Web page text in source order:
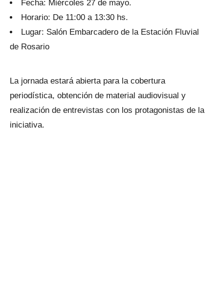
Fecha: Miércoles 27 de mayo.
Horario: De 11:00 a 13:30 hs.
Lugar: Salón Embarcadero de la Estación Fluvial
de Rosario
La jornada estará abierta para la cobertura
periodística, obtención de material audiovisual y
realización de entrevistas con los protagonistas de la
iniciativa.